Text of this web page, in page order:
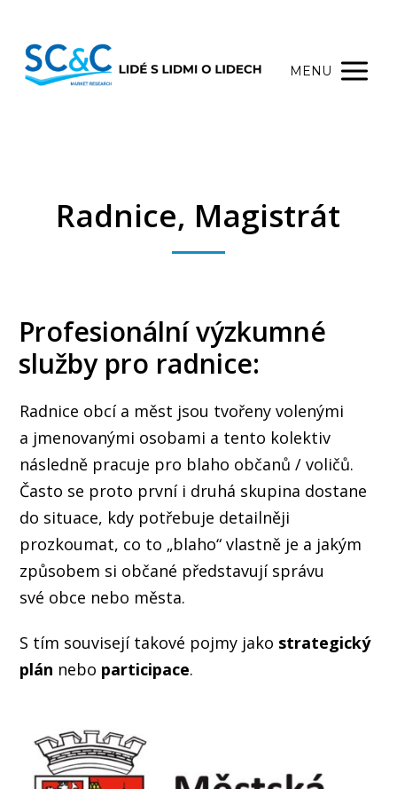
MENU
Radnice, Magistrát
Profesionální výzkumné
služby pro radnice:
Radnice obcí a měst jsou tvořeny volenými
a jmenovanými osobami a tento kolektiv
následně pracuje pro blaho občanů / voličů.
Často se proto první i druhá skupina dostane
do situace, kdy potřebuje detailněji
prozkoumat, co to „blaho“ vlastně je a jakým
způsobem si občané představují správu
své obce nebo města.
S tím souvisejí takové pojmy jako strategický
plán nebo participace.